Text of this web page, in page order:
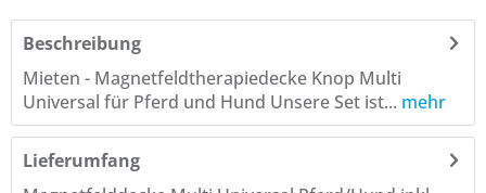
Beschreibung
Mieten - Magnetfeldtherapiedecke Knop Multi
Universal für Pferd und Hund Unsere Set ist... mehr
Lieferumfang